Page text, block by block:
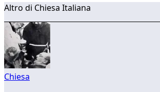
Altro di Chiesa Italiana
Chiesa